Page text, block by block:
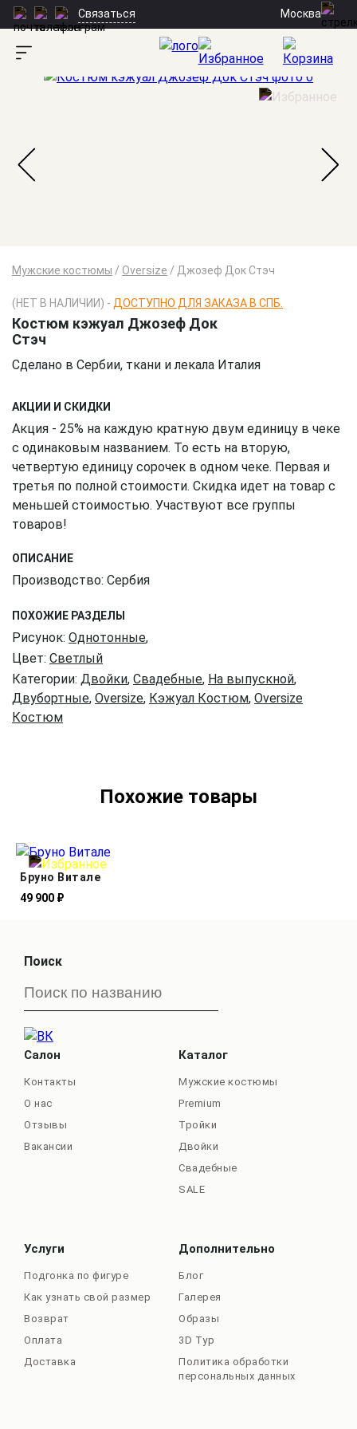
Связаться Москва
Мужские костюмы / Oversize / Джозеф Док Стэч
(НЕТ В НАЛИЧИИ) - ДОСТУПНО ДЛЯ ЗАКАЗА В СПБ.
Костюм кэжуал Джозеф Док
Стэч
Сделано в Сербии, ткани и лекала Италия
АКЦИИ И СКИДКИ
Акция - 25% на каждую кратную двум единицу в чеке
с одинаковым названием. То есть на вторую,
четвертую единицу сорочек в одном чеке. Первая и
третья по полной стоимости. Скидка идет на товар с
меньшей стоимостью. Участвуют все группы
товаров!
ОПИСАНИЕ
Производство: Сербия
ПОХОЖИЕ РАЗДЕЛЫ
Рисунок: Однотонные,
Цвет: Светлый
Категории: Двойки, Свадебные, На выпускной,
Двубортные, Oversize, Кэжуал Костюм, Oversize
Костюм
Похожие товары
Бруно Витале
49 900 ₽
Поиск
Салон
Контакты
О нас
Отзывы
Вакансии
Каталог
Мужские костюмы
Premium
Тройки
Двойки
Свадебные
SALE
Услуги
Подгонка по фигуре
Как узнать свой размер
Возврат
Оплата
Доставка
Дополнительно
Блог
Галерея
Образы
3D Тур
Политика обработки
персональных данных